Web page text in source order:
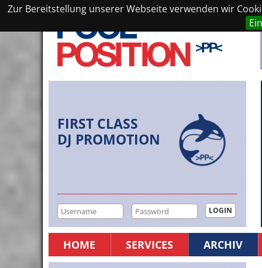
Zur Bereitstellung unserer Webseite verwenden wir
FIRST CLASS
DJ PROMOTION
HOME SERVICES ARCHIV